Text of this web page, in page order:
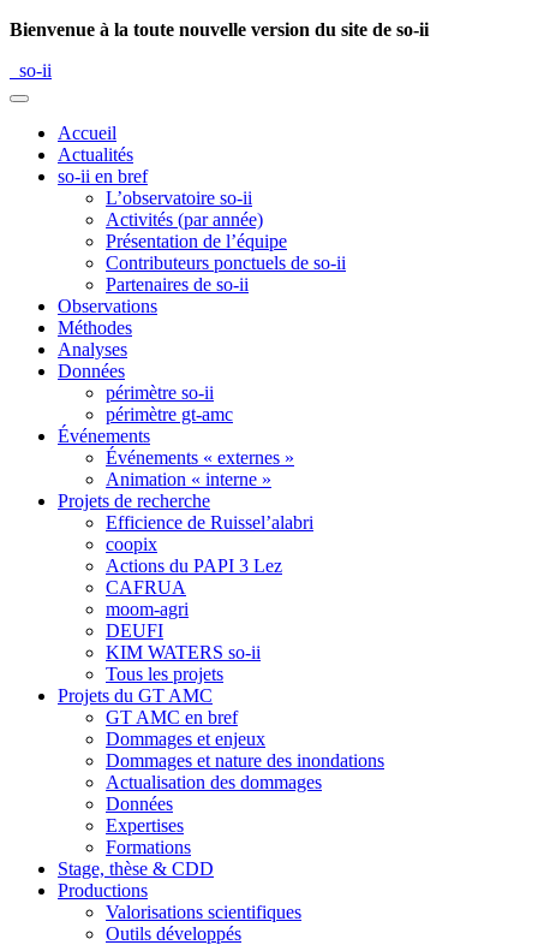
Bienvenue à la toute nouvelle version du site de so-ii
so-ii
Accueil
Actualités
so-ii en bref
L’observatoire so-ii
Activités (par année)
Présentation de l’équipe
Contributeurs ponctuels de so-ii
Partenaires de so-ii
Observations
Méthodes
Analyses
Données
périmètre so-ii
périmètre gt-amc
Événements
Événements « externes »
Animation « interne »
Projets de recherche
Efficience de Ruissel’alabri
coopix
Actions du PAPI 3 Lez
CAFRUA
moom-agri
DEUFI
KIM WATERS so-ii
Tous les projets
Projets du GT AMC
GT AMC en bref
Dommages et enjeux
Dommages et nature des inondations
Actualisation des dommages
Données
Expertises
Formations
Stage, thèse & CDD
Productions
Valorisations scientifiques
Outils développés